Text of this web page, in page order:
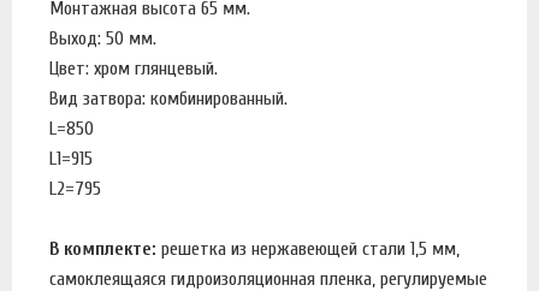
Монтажная высота 65 мм.
Выход: 50 мм.
Цвет: хром глянцевый.
Вид затвора: комбинированный.
L=850
L1=915
L2=795
В комплекте: решетка из нержавеющей стали 1,5 мм,
самоклеящаяся гидроизоляционная пленка, регулируемые